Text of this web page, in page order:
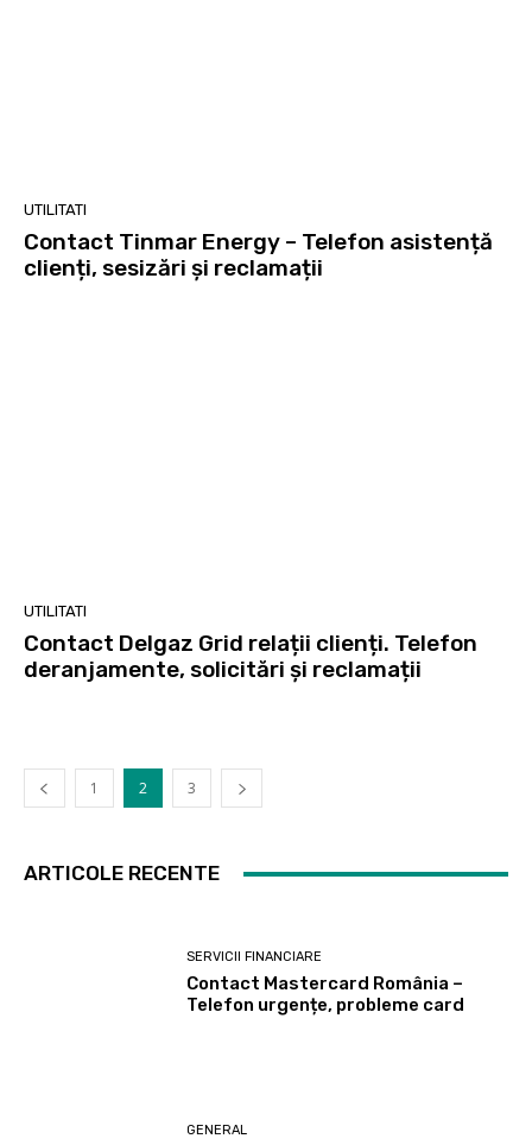
UTILITATI
Contact Tinmar Energy – Telefon asistență
clienți, sesizări și reclamații
UTILITATI
Contact Delgaz Grid relații clienți. Telefon
deranjamente, solicitări și reclamații
1 2 3
ARTICOLE RECENTE
SERVICII FINANCIARE
Contact Mastercard România –
Telefon urgențe, probleme card
GENERAL